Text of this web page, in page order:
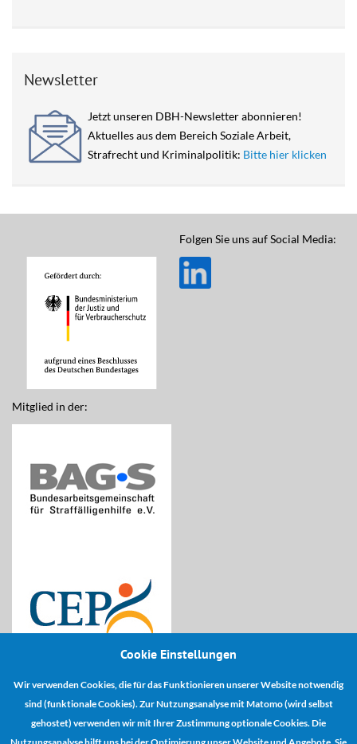
Cookie Einstellungen
Wir verwenden Cookies, die für das Funktionieren unserer Website notwendig
sind (funktionale Cookies). Zur Nutzungsanalyse mit Matomo (wird selbst
gehostet) verwenden wir mit Ihrer Zustimmung optionale Cookies. Die
Newsletter
Jetzt unseren DBH-Newsletter abonnieren!
Aktuelles aus dem Bereich Soziale Arbeit,
Strafrecht und Kriminalpolitik: Bitte hier klicken
Mitglied in der:
Kooperationspartner:
Folgen Sie uns auf Social Media: